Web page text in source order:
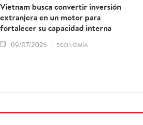
Vietnam busca convertir inversión
extranjera en un motor para
fortalecer su capacidad interna
09/07/2026 ECONOMÍA